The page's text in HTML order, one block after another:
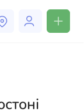
в США. Ми